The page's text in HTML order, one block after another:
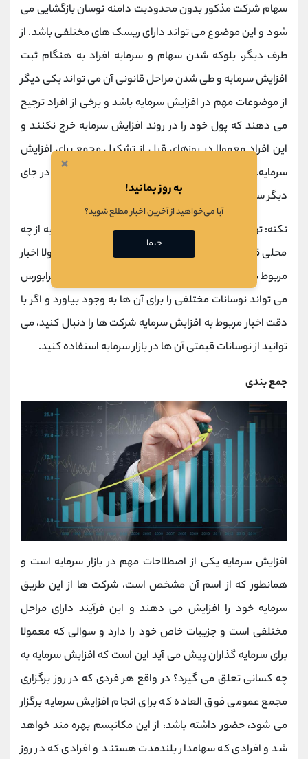
سهام شرکت مذکور بدون محدودیت دامنه نوسان بازگشایی می
شود و این موضوع می تواند دارای ریسک های مختلفی باشد. از
طرف دیگر، بلوکه شدن سهام و سرمایه افراد به هنگام ثبت
افزایش سرمایه و طی شدن مراحل قانونی آن می تواند یکی دیگر
از موضوعات مهم در افزایش سرمایه باشد و برخی از افراد ترجیح
می دهند که پول خود را در روند افزایش سرمایه خرج نکنند و
این افراد معمولا در روزهای قبل از تشکیل مجمع برای افزایش
سرمایه، سهام در اختیار خود را می فروشند و پول آن را در جای
دیگر سرمایه گذاری می کنند.
نکته: توجه داشته باشید که این موضوع که افزایش سرمایه از چه
محلی قرار است انجام شود، موضوعی مهم است و معمولا اخبار
مربوط به افزایش سرمایه شرکت ها در بازارهای
و فرابورس
می تواند نوسانات مختلفی را برای آن ها به وجود بیاورد و اگر با
دقت اخبار مربوط به افزایش سرمایه شرکت ها را دنبال کنید، می
توانید از نوسانات قیمتی آن ها در بازار سرمایه استفاده کنید.
جمع بندی
افزایش سرمایه یکی از اصطلاحات مهم در بازار سرمایه است و
همانطور که از اسم آن مشخص است، شرکت ها از این طریق
سرمایه خود را افزایش می دهند و این فرآیند دارای مراحل
مختلفی است و جزییات خاص خود را دارد و سوالی که معمولا
برای سرمایه گذاران پیش می آید این است که افزایش سرمایه به
چه کسانی تعلق می گیرد؟ در واقع هر فردی که در روز برگزاری
مجمع عمومی فوق العاده که برای انجام افزایش سرمایه برگزار
می شود، حضور داشته باشد، از این مکانیسم بهره مند خواهد
شد و افرادی که سهامدار بلندمدت هستند و افرادی که در روز
×
به روز بمانید!
آیا می‌خواهید از آخرین اخبار مطلع شوید؟
حتما